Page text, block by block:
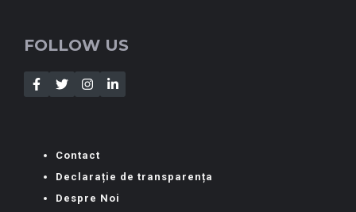
FOLLOW US
Contact
Declarație de transparența
Despre Noi